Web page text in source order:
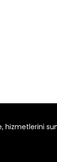
hizmetlerini